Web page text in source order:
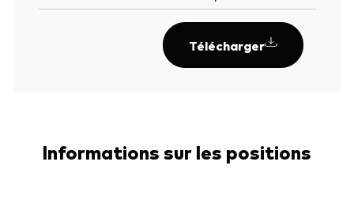
Télécharger
Informations sur les positions